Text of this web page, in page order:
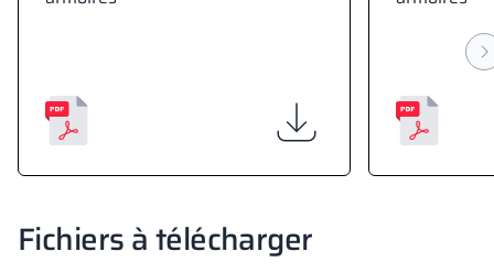
Fichiers à télécharger